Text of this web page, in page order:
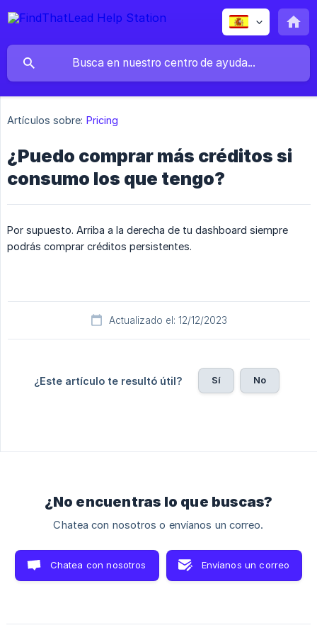
Artículos sobre: Pricing
¿Puedo comprar más créditos si
consumo los que tengo?
Por supuesto. Arriba a la derecha de tu dashboard siempre
podrás comprar créditos persistentes.
Actualizado el: 12/12/2023
¿Este artículo te resultó útil? Sí No
¿No encuentras lo que buscas?
Chatea con nosotros o envíanos un correo.
Chatea con nosotros Envíanos un correo